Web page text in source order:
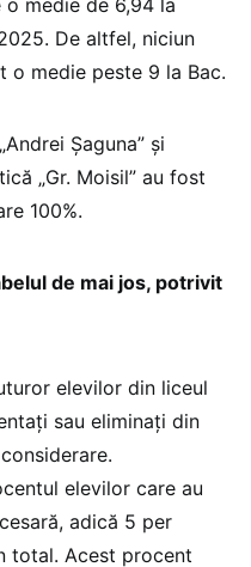
o medie de 6,94 la
De altfel, niciun
o medie peste 9 la Bac.
Șaguna” și
„Gr. Moisil” au fost
100%.
de mai jos, potrivit
elevilor din liceul
sau eliminați din
elevilor care au
adică 5 per
total. Acest procent